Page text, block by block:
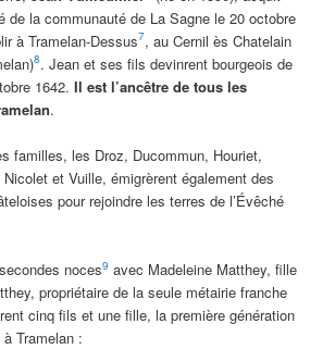
de la communauté de La Sagne le 20 octobre
à Tramelan-Dessus7, au Cernil ès Chatelain
8. Jean et ses fils devinrent bourgeois de
1642.Il est l’ancêtre de tous les
.
familles, les Droz, Ducommun, Houriet,
et Vuille, émigrèrent également des
pour rejoindre les terres de l’Évêché
noces9 avec Madeleine Matthey, fille
propriétaire de la seule métairie franche
cinq fils et une fille, la première génération
Tramelan :